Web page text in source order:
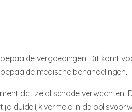
vergoedingen. Dit komt
medische behandelingen.
dat ze al schade verwachten.
duidelijk vermeld in de